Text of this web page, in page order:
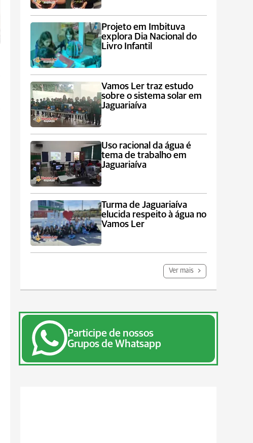
Projeto em Imbituva
explora Dia Nacional do
Livro Infantil
Vamos Ler traz estudo
sobre o sistema solar em
Jaguariaíva
Uso racional da água é
tema de trabalho em
Jaguariaíva
Turma de Jaguariaíva
elucida respeito à água no
Vamos Ler
Ver mais
Participe de nossos
Grupos de Whatsapp